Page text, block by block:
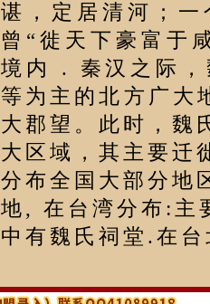
谌，定居清河；
曾“徙天下豪富于
境内 . 秦汉之际，
等为主的北方广大
大郡望。此时，魏
大区域，其主要迁
分布全国大部分地
地, 在台湾分布:主
中有魏氏祠堂.在